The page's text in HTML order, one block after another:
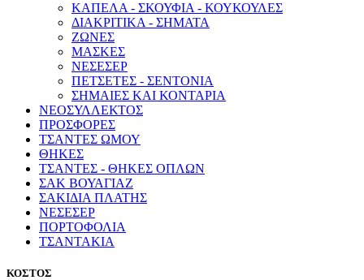
ΚΑΠΕΛΑ - ΣΚΟΥΦΙΑ - ΚΟΥΚΟΥΛΕΣ
ΔΙΑΚΡΙΤΙΚΑ - ΣΗΜΑΤΑ
ΖΩΝΕΣ
ΜΑΣΚΕΣ
ΝΕΣΕΣΕΡ
ΠΕΤΣΕΤΕΣ - ΣΕΝΤΟΝΙΑ
ΣΗΜΑΙΕΣ ΚΑΙ ΚΟΝΤΑΡΙΑ
ΝΕΟΣΥΛΛΕΚΤΟΣ
ΠΡΟΣΦΟΡΕΣ
ΤΣΑΝΤΕΣ ΩΜΟΥ
ΘΗΚΕΣ
ΤΣΑΝΤΕΣ - ΘΗΚΕΣ ΟΠΛΩΝ
ΣΑΚ ΒΟΥΑΓΙΑΖ
ΣΑΚΙΔΙΑ ΠΛΑΤΗΣ
ΝΕΣΕΣΕΡ
ΠΟΡΤΟΦΟΛΙΑ
ΤΣΑΝΤΑΚΙΑ
ΚΟΣΤΟΣ